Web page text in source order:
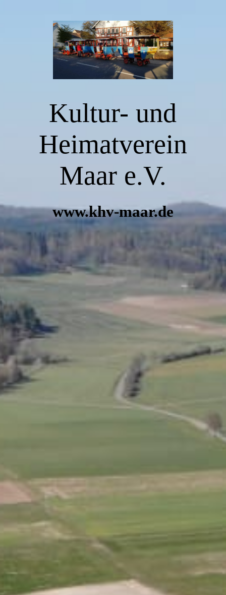
Kultur- und
Heimatverein
Maar e.V.
www.khv-maar.de
Herzlich Willkommen
SANDHASEN-EXPRESS
Kunst- und Kultur in Maar